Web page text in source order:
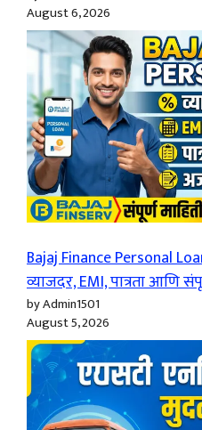
August 6, 2026
Bajaj Finance Personal
व्याजदर, EMI, पात्रता आणि
by Admin1501
August 5, 2026